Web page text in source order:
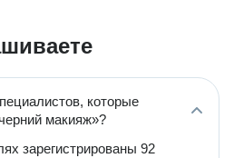
которые
макияж»?
зарегистрированы 92